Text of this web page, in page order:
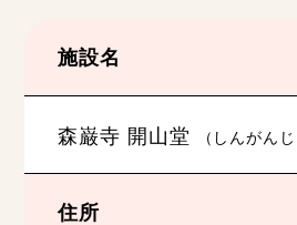
施設名
森巌寺 開山堂 （しんがん
住所